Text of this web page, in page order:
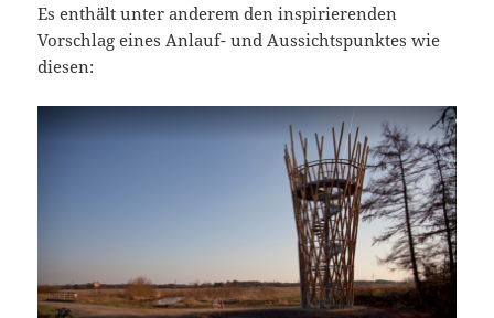
Es enthält unter anderem den inspirierenden
Vorschlag eines Anlauf- und Aussichtspunktes wie
diesen: